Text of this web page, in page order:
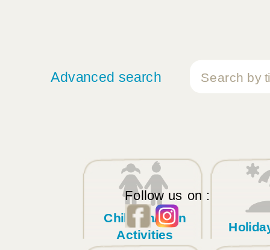
Advanced search
Follow us on :
Children/Teen
Activities